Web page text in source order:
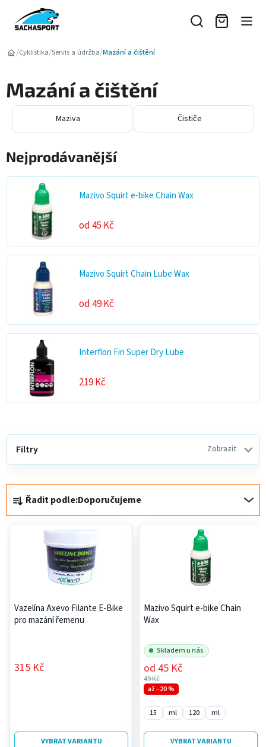
obsah
/Cyklistika/Servis a údržba/Mazání a čištění
Mazání a čištění
Maziva Čističe
Nejprodávanější
Mazivo Squirt e-bike Chain Wax
od 45 Kč
Mazivo Squirt Chain Lube Wax
od 49 Kč
Interflon Fin Super Dry Lube
219 Kč
a
z
Řadit podle:Doporučujeme
Filtry Zobrazit
V
p
p
r
Vazelína Axevo Filante E-Bike
pro mazání řemenu
315 Kč
VYBRAT VARIANTU
Mazivo Squirt e-bike Chain
Wax
Skladem u nás
49 Kč
od 45 Kč
až –20 %
VYBRAT VARIANTU
15 ml 120 ml